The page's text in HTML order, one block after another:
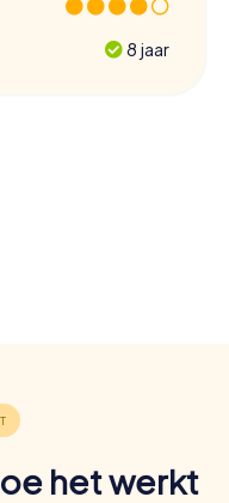
8 jaar
het werkt